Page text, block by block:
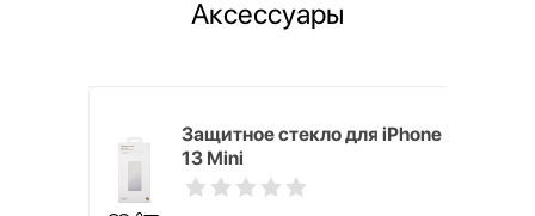
Аксессуары
Защитное стекло для iPhone
13 Mini